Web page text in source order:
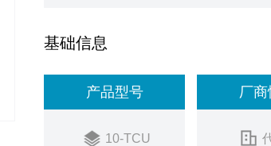
基础信息
产品型号
10-TCU
厂